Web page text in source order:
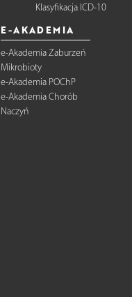
Klasyfikacja ICD-10
E-AKADEMIA
e-Akademia Zaburzeń
Mikrobioty
e-Akademia POChP
e-Akademia Chorób
Naczyń